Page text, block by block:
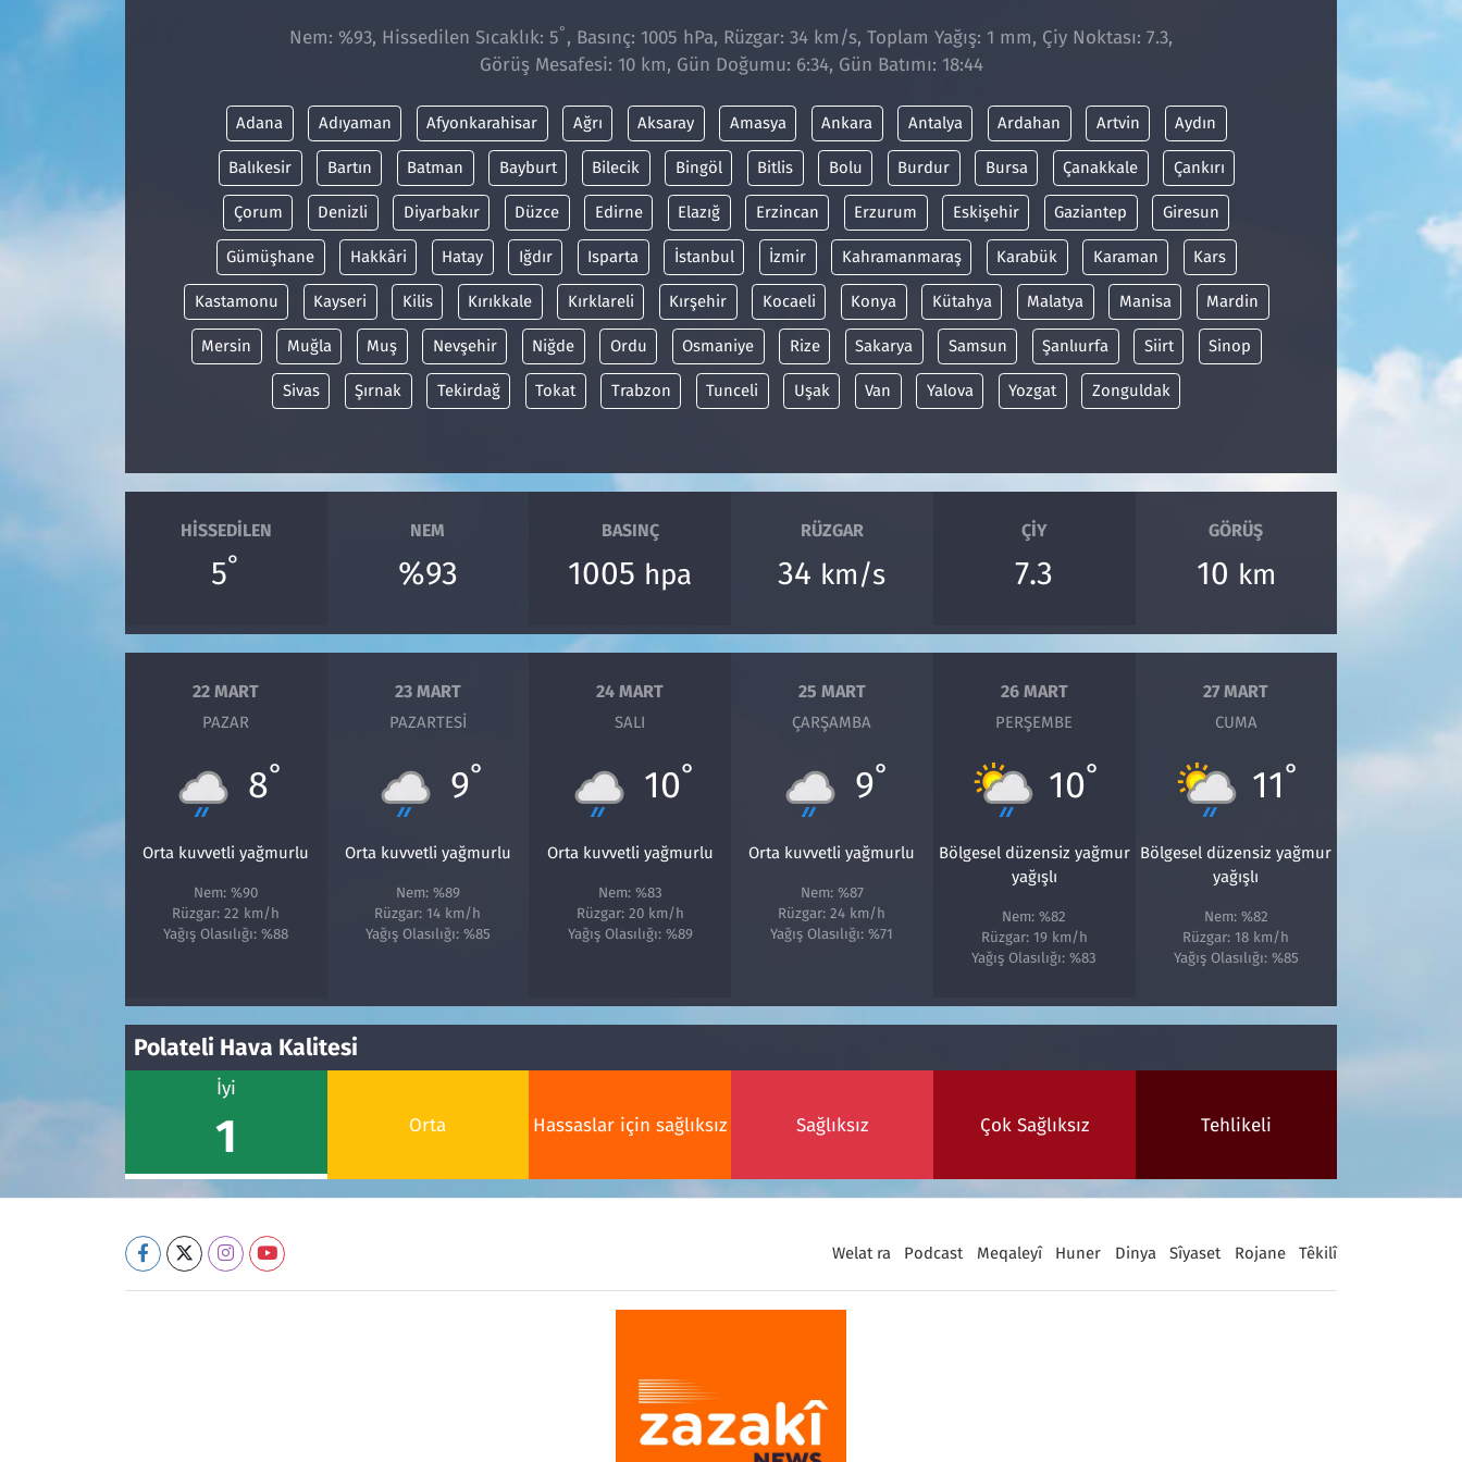
Nem: %93, Hissedilen Sıcaklık: 5° , Basınç: 1005 hPa, Rüzgar: 34 km/s, Toplam Yağış: 1 mm, Çiy Noktası: 7.3,
Görüş Mesafesi: 10 km, Gün Doğumu: 6:34, Gün Batımı: 18:44
Adana Adıyaman Afyonkarahisar Ağrı Aksaray Amasya Ankara Antalya Ardahan Artvin Aydın
Balıkesir Bartın Batman Bayburt Bilecik Bingöl Bitlis Bolu Burdur Bursa Çanakkale Çankırı
Çorum Denizli Diyarbakır Düzce Edirne Elazığ Erzincan Erzurum Eskişehir Gaziantep Giresun
Gümüşhane Hakkâri Hatay Iğdır Isparta İstanbul İzmir Kahramanmaraş Karabük Karaman Kars
Kastamonu Kayseri Kilis Kırıkkale Kırklareli Kırşehir Kocaeli Konya Kütahya Malatya Manisa Mardin
Mersin Muğla Muş Nevşehir Niğde Ordu Osmaniye Rize Sakarya Samsun Şanlıurfa Siirt Sinop
Sivas Şırnak Tekirdağ Tokat Trabzon Tunceli Uşak Van Yalova Yozgat Zonguldak
HISSEDILEN
5°
NEM
%93
BASINÇ
1005 hpa
RÜZGAR
34 km/s
ÇIY
7.3
GÖRÜŞ
10 km
22 MART
PAZAR
8°
Orta kuvvetli yağmurlu
Nem: %90
Rüzgar: 22 km/h
Yağış Olasılığı: %88
23 MART
PAZARTESI
9°
Orta kuvvetli yağmurlu
Nem: %89
Rüzgar: 14 km/h
Yağış Olasılığı: %85
24 MART
SALI
10°
Orta kuvvetli yağmurlu
Nem: %83
Rüzgar: 20 km/h
Yağış Olasılığı: %89
25 MART
ÇARŞAMBA
9°
Orta kuvvetli yağmurlu
Nem: %87
Rüzgar: 24 km/h
Yağış Olasılığı: %71
26 MART
PERŞEMBE
10°
Bölgesel düzensiz yağmur
yağışlı
Nem: %82
Rüzgar: 19 km/h
Yağış Olasılığı: %83
27 MART
CUMA
11°
Bölgesel düzensiz yağmur
yağışlı
Nem: %82
Rüzgar: 18 km/h
Yağış Olasılığı: %85
Polateli Hava Kalitesi
İyi
1 Orta Hassaslar için sağlıksız Sağlıksız Çok Sağlıksız Tehlikeli
Welat ra Podcast Meqaleyî Huner Dinya Sîyaset Rojane Têkilî